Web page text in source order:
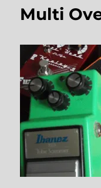
Multi